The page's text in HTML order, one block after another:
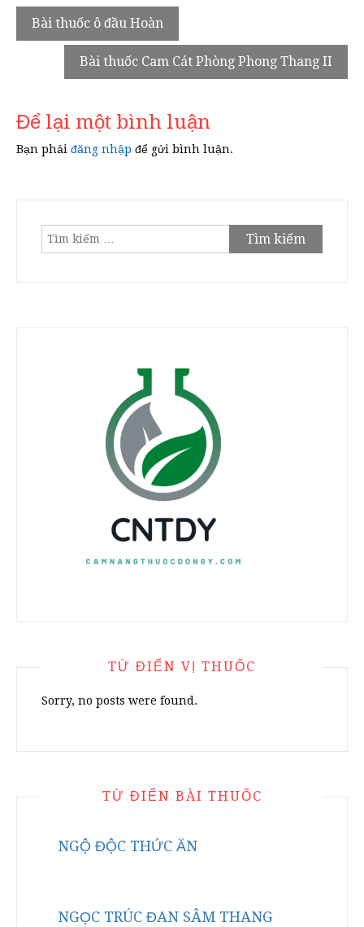
Điều
hướng
Bài thuốc ô đầu Hoàn
Bài thuốc Cam Cát Phòng Phong Thang II
Để lại một bình luận
Bạn phải đăng nhập để gửi bình luận.
Tìm
kiếm
TỪ ĐIỂN VỊ THUỐC
Sorry, no posts were found.
TỪ ĐIỂN BÀI THUỐC
NGỘ ĐỘC THỨC ĂN
NGỌC TRÚC ĐAN SÂM THANG